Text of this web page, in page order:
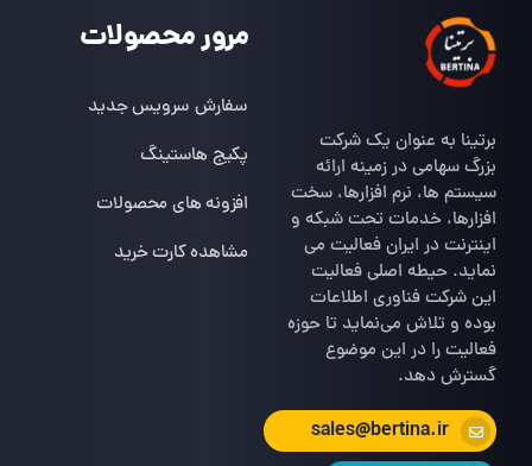
برتینا به عنوان یک شرکت
بزرگ سهامی در زمینه ارائه
سیستم ها، نرم افزارها، سخت
افزارها، خدمات تحت شبکه و
اینترنت در ایران فعالیت می
نماید. حیطه اصلی فعالیت
این شرکت فناوری اطلاعات
بوده و تلاش می‌نماید تا حوزه
فعالیت را در این موضوع
گسترش دهد.
sales@bertina.ir
مرور محصولات
سفارش سرویس جدید
پکیج هاستینگ
افزونه های محصولات
مشاهده کارت خرید